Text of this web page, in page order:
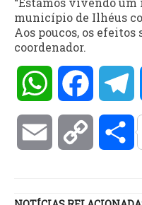
município de Ilhéus
Aos poucos, os efeitos
coordenador.
WhatsApp
Email Copy